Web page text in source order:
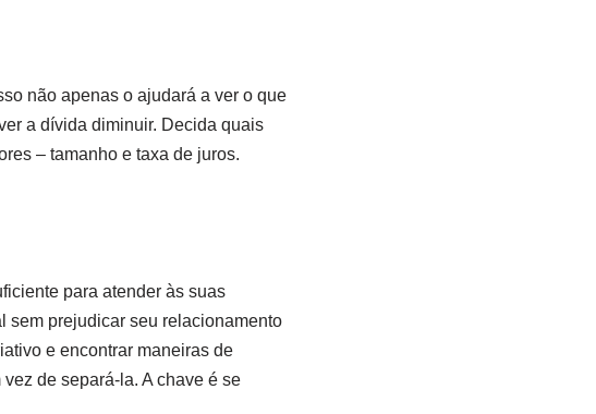
não apenas o ajudará a ver o que
a dívida diminuir. Decida quais
– tamanho e taxa de juros.
para atender às suas
sem prejudicar seu relacionamento
e encontrar maneiras de
de separá-la. A chave é se